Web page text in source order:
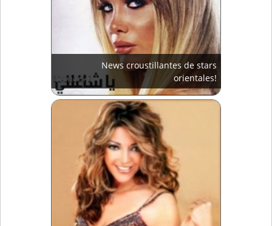
News croustillantes de stars
orientales!